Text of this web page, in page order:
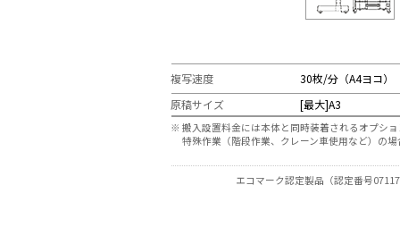
複写速度
30枚/分（A4ヨコ）
原稿サイズ
[最大]A3
※搬入設置料金には本体と同時装着されるオプシ
特殊作業（階段作業、クレーン車使用など）の
エコマーク認定製品（認定番号